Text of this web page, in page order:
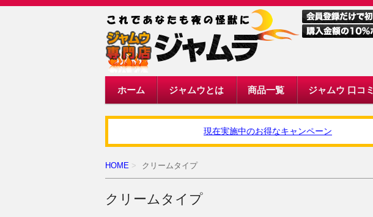
ホーム ジャムウとは 商品一覧 ジャムウ 口コミ
現在実施中のお得なキャンペーン
HOME クリームタイプ
クリームタイプ